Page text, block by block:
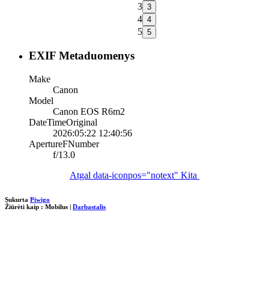
3
4
5
EXIF Metaduomenys
Make
Canon
Model
Canon EOS R6m2
DateTimeOriginal
2026:05:22 12:40:56
ApertureFNumber
f/13.0
Atgal data-iconpos="notext" Kita
Sukurta Piwigo
Žiūrėti kaip : Mobilus | Darbastalis